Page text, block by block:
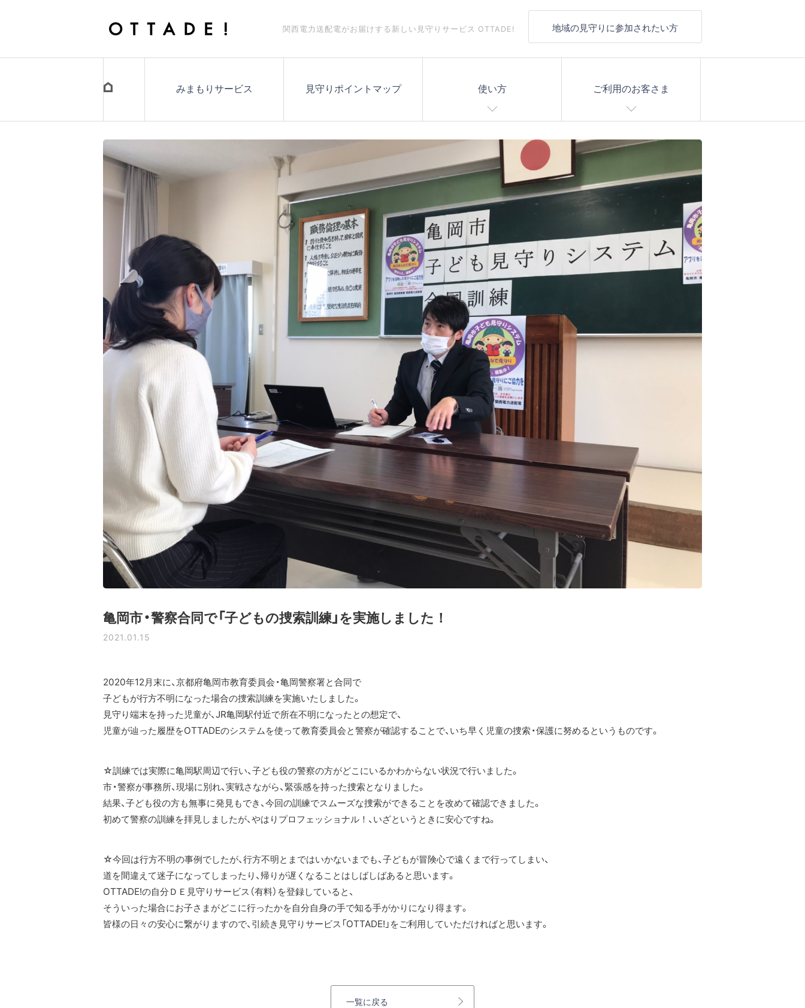
関西電力送配電がお届けする 新しい見守りサービス OTTADE! 地域の見守りに参加されたい方
みまもりサービス 見守りポイントマップ 使い方 ご利用のお客さま
亀岡市・警察合同で「子どもの捜索訓練」を実施しました！
2021.01.15
2020年12月末に、京都府亀岡市教育委員会・亀岡警察署と合同で
子どもが行方不明になった場合の捜索訓練を実施いたしました。
見守り端末を持った児童が、JR亀岡駅付近で所在不明になったとの想定で、
児童が辿った履歴をOTTADEのシステムを使って教育委員会と警察が確認することで、いち早く児童の捜索・保護に努めるというものです。
☆訓練では実際に亀岡駅周辺で行い、子ども役の警察の方がどこにいるかわからない状況で行いました。
市・警察が事務所、現場に別れ、実戦さながら、緊張感を持った捜索となりました。
結果、子ども役の方も無事に発見もでき、今回の訓練でスムーズな捜索ができることを改めて確認できました。
初めて警察の訓練を拝見しましたが、やはりプロフェッショナル！、いざというときに安心ですね。
☆今回は行方不明の事例でしたが、行方不明とまではいかないまでも、子どもが冒険心で遠くまで行ってしまい、
道を間違えて迷子になってしまったり、帰りが遅くなることはしばしばあると思います。
OTTADE!の自分ＤＥ見守りサービス（有料）を登録していると、
そういった場合にお子さまがどこに行ったかを自分自身の手で知る手がかりになり得ます。
皆様の日々の安心に繋がりますので、引続き見守りサービス「OTTADE!」をご利用していただければと思います。
一覧に戻る